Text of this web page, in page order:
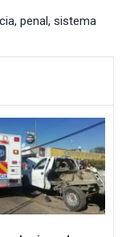
, penal, sistema